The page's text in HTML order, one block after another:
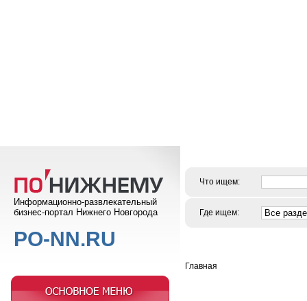
Что ищем:
Где ищем:
Главная
Информационно-развлекательный
бизнес-портал Нижнего Новгорода
PO-NN.RU